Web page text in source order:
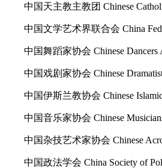
中国天主教主教团 Chinese
中国文学艺术界联合会 China
中国舞蹈家协会 Chinese Dancers
中国戏剧家协会 Chinese
中国伊斯兰教协会 Chinese
中国音乐家协会 Chinese
中国杂技艺术家协会 Chinese
中国政法学会 China Society of